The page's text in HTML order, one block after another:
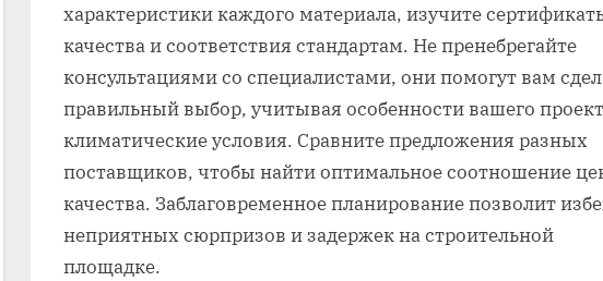
характеристики каждого материала‚ изучите
качества и соответствия стандартам. Не пренебрегайте
консультациями со специалистами‚ они помогут вам
правильный выбор‚ учитывая особенности вашего
климатические условия. Сравните предложения разных
поставщиков‚ чтобы найти оптимальное соотношение
качества. Заблаговременное планирование позволит
неприятных сюрпризов и задержек на строительной
площадке.